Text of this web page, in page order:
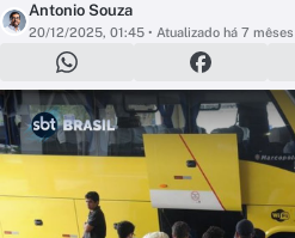
Antonio Souza
20/12/2025, 01:45 • Atualizado há 7 mêses